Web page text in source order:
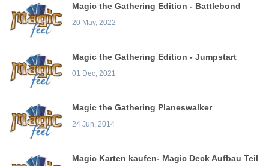
Magic the Gathering Edition - Battlebond
20 May, 2022
Magic the Gathering Edition - Jumpstart
01 Dec, 2021
Magic the Gathering Planeswalker
24 Jun, 2014
Magic Karten kaufen- Magic Deck Aufbau Teil